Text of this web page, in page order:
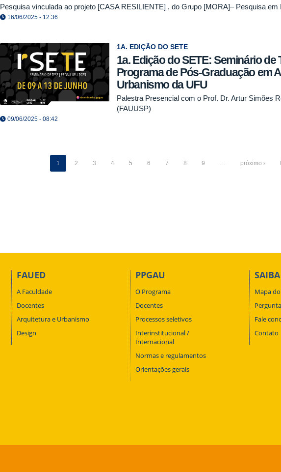
Pesquisa vinculada ao projeto [CASA RESILIENTE] , do Grupo [MORA]– Pesquisa em
16/06/2025 - 12:36
1A. EDIÇÃO DO SETE
1a. Edição do SETE: Seminário de
Programa de Pós-Graduação em
Urbanismo da UFU
Palestra Presencial com o Prof. Dr. Artur Simões
(FAUUSP)
09/06/2025 - 08:42
1 2 3 4 5 6 7 8 9 … próximo ›
FAUED
A Faculdade
Docentes
Arquitetura e Urbanismo
Design
PPGAU
O Programa
Docentes
Processos seletivos
Interinstitucional /
Internacional
Normas e regulamentos
Orientações gerais
Mapa
Fale
Contato